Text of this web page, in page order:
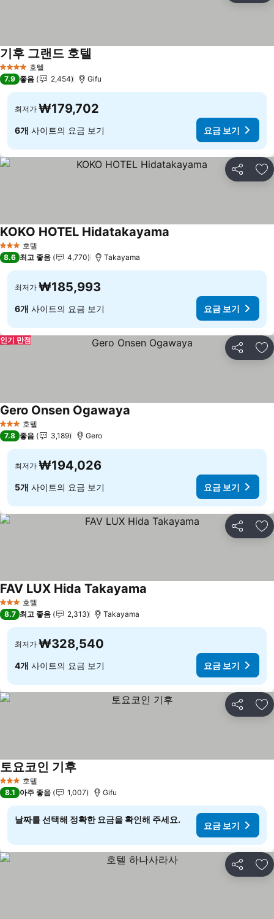
4 성급 호텔
기후 그랜드 호텔
7.9 좋음 2,454 Gifu
최저가 ₩179,702
6개 사이트의 요금 보기 요금 보기
공유 즐
3 성급 호텔
KOKO HOTEL Hidatakayama
8.6 최고 좋음 4,770 Takayama
최저가 ₩185,993
6개 사이트의 요금 보기 요금 보기
공유 즐
인기 만점
3 성급 호텔
Gero Onsen Ogawaya
7.8 좋음 3,189 Gero
최저가 ₩194,026
5개 사이트의 요금 보기 요금 보기
공유 즐
3 성급 호텔
FAV LUX Hida Takayama
8.7 최고 좋음 2,313 Takayama
최저가 ₩328,540
4개 사이트의 요금 보기 요금 보기
공유 즐
3 성급 호텔
토요코인 기후
8.1 아주 좋음 1,007 Gifu
날짜를 선택해 정확한 요금을 확인해 주세요.
요금 보기
공유 즐